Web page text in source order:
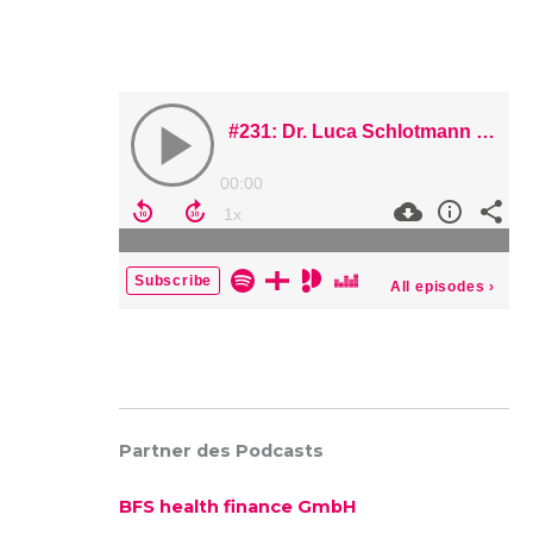
Partner des Podcasts
BFS health finance GmbH